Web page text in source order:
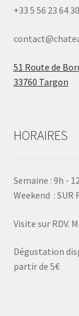
+33 5 56 23 64 30
51 Route de
33760 Targon
HORAIRES
Semaine : 9h -
Weekend : SUR
Visite sur RDV.
Dégustation
partir de 5€